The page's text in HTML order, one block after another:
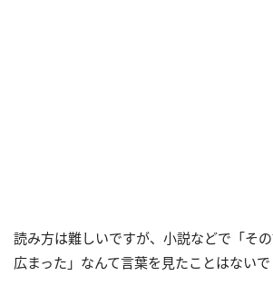
読み方は難しいですが、小説などで「そ
広まった」なんて言葉を見たことはないで